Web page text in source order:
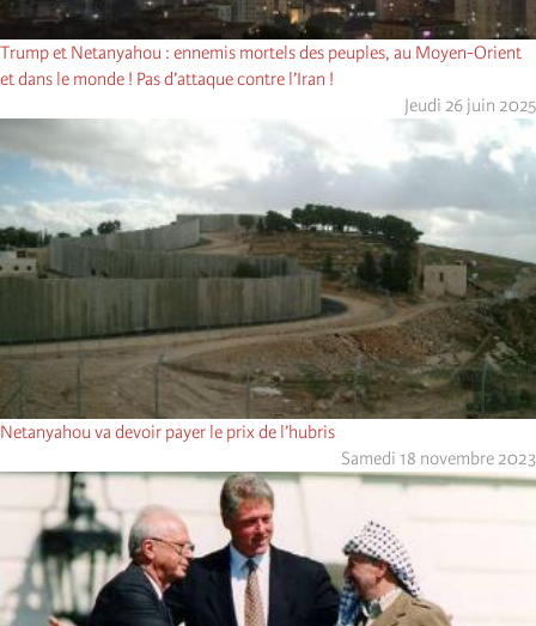
Trump et Netanyahou : ennemis mortels des peuples, au Moyen-Orient
et dans le monde ! Pas d’attaque contre l’Iran !
Jeudi 26 juin 2025
Netanyahou va devoir payer le prix de l’hubris
Samedi 18 novembre 2023